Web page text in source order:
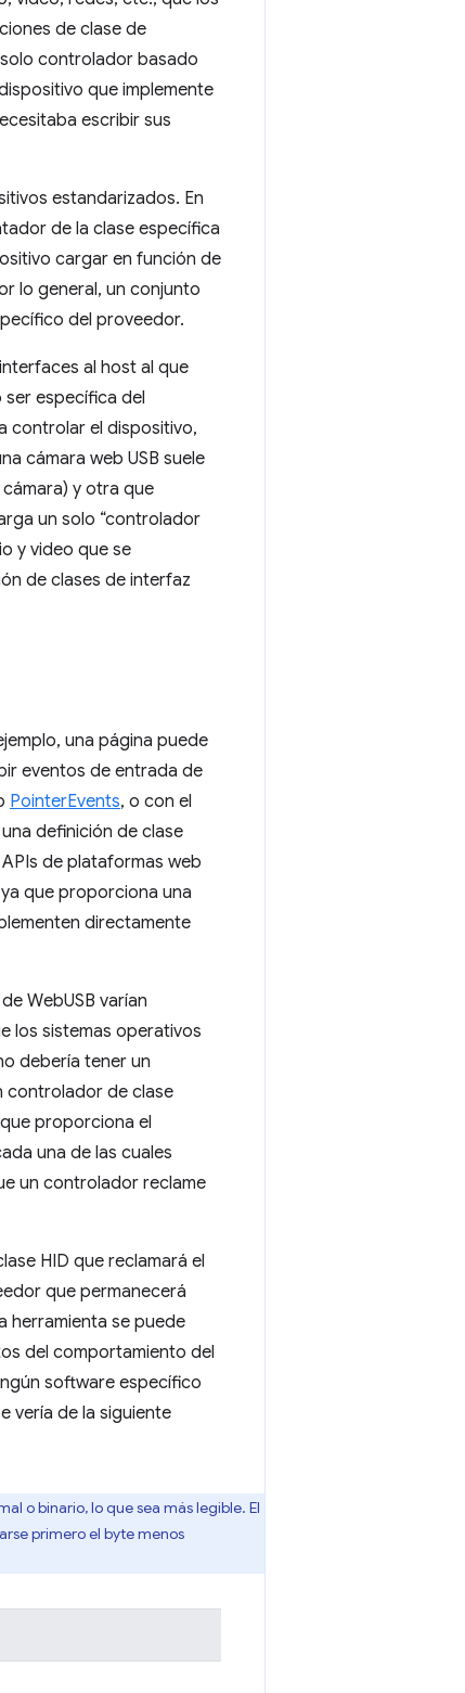
de clase de
controlador basado
que implemente
escribir sus
estandarizados. En
de la clase específica
cargar en función de
lo general, un conjunto
del proveedor.
al host al que
específica del
controlar el dispositivo,
cámara web USB suele
y otra que
un solo “controlador
y video que se
de clases de interfaz
una página puede
eventos de entrada de
PointerEvents, o con el
definición de clase
de plataformas web
que proporciona una
directamente
WebUSB varían
los sistemas operativos
debería tener un
controlador de clase
proporciona el
una de las cuales
un controlador reclame
HID que reclamará el
que permanecerá
herramienta se puede
del comportamiento del
software específico
vería de la siguiente
o binario, lo que sea más legible. El
primero el byte menos